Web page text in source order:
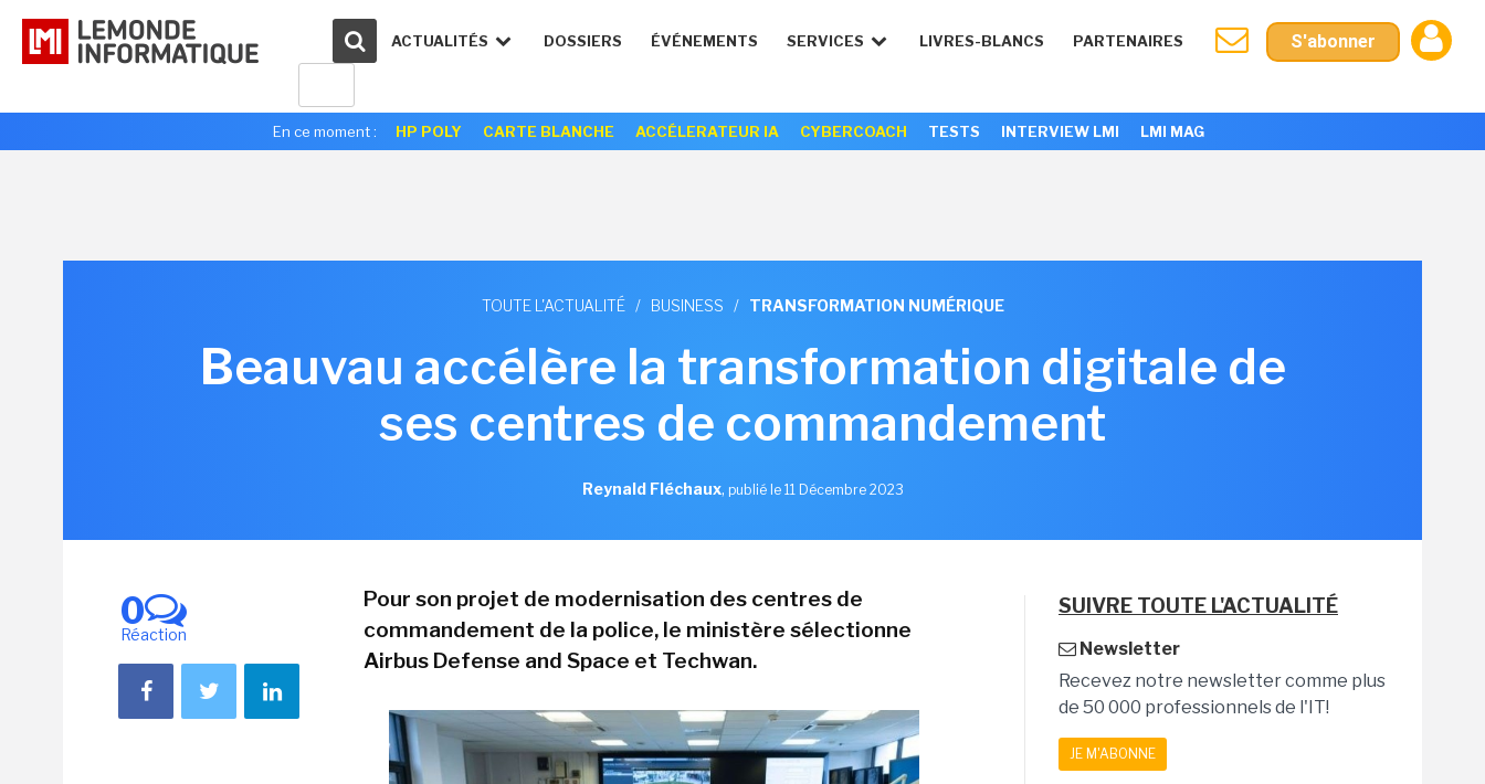
ACTUALITÉS DOSSIERS ÉVÉNEMENTS SERVICES LIVRES-BLANCS PARTENAIRES S'abonner
En ce moment : HP POLY CARTE BLANCHE ACCÉLERATEUR IA CYBERCOACH TESTS INTERVIEW LMI LMI MAG
TOUTE L'ACTUALITÉ / BUSINESS / TRANSFORMATION NUMÉRIQUE
Beauvau accélère la transformation digitale de
ses centres de commandement
Reynald Fléchaux, publié le 11 Décembre 2023
0
Réaction
Pour son projet de modernisation des centres de
commandement de la police, le ministère sélectionne
Airbus Defense and Space et Techwan.
SUIVRE TOUTE L'ACTUALITÉ
Newsletter
Recevez notre newsletter comme plus
de 50 000 professionnels de l'IT!
JE M'ABONNE